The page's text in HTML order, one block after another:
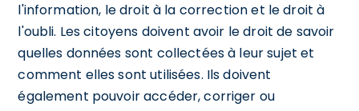
l'information, le droit à la correction et le droit à
l'oubli. Les citoyens doivent avoir le droit de savoir
quelles données sont collectées à leur sujet et
comment elles sont utilisées. Ils doivent
également pouvoir accéder, corriger ou